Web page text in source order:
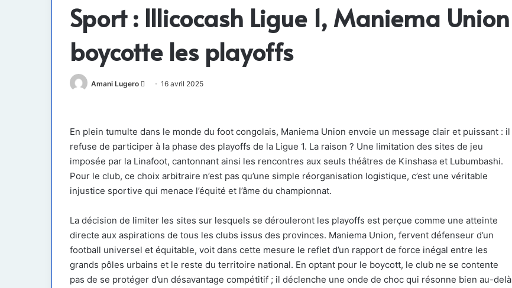
Sport : Illicocash Ligue 1, Maniema Union
boycotte les playoffs
Amani Lugero
Envoyer16 avril 2025
En plein tumulte dans le monde du foot congolais, Maniema Union envoie un message clair et puissant : il
refuse de participer à la phase des playoffs de la Ligue 1. La raison ? Une limitation des sites de jeu
imposée par la Linafoot, cantonnant ainsi les rencontres aux seuls théâtres de Kinshasa et Lubumbashi.
Pour le club, ce choix arbitraire n’est pas qu’une simple réorganisation logistique, c’est une véritable
injustice sportive qui menace l’équité et l’âme du championnat.
La décision de limiter les sites sur lesquels se dérouleront les playoffs est perçue comme une atteinte
directe aux aspirations de tous les clubs issus des provinces. Maniema Union, fervent défenseur d’un
football universel et équitable, voit dans cette mesure le reflet d’un rapport de force inégal entre les
grands pôles urbains et le reste du territoire national. En optant pour le boycott, le club ne se contente
pas de se protéger d’un désavantage compétitif ; il déclenche une onde de choc qui résonne bien au-delà